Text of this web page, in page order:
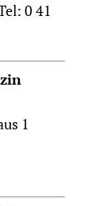
0 41
1